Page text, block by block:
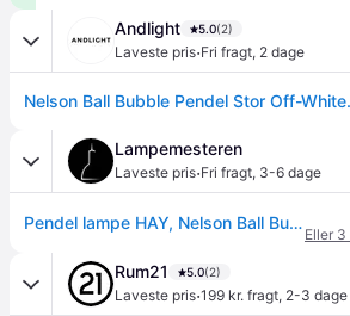
Andlight 5.0(2)
Laveste pris·Fri fragt, 2 dage
Nelson Ball Bubble Pendel Stor Off-White.
Lampemesteren
Laveste pris·Fri fragt, 3-6 dage
Pendel lampe HAY, Nelson Ball Bubble, dæmpbar, Hvid, Stue, Plastik
Eller
Rum21 5.0(2)
Laveste pris·199 kr. fragt, 2-3 dage